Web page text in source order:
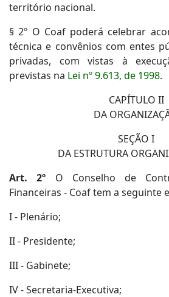
território nacional.
§ 2º O Coaf poderá celebrar
técnica e convênios com entes
privadas, com vistas à
previstas na Lei nº 9.613, de 1998.
CAPÍTULO II
DA
SEÇÃO I
DA ESTRUTURA
Art. 2º O Conselho de
Financeiras - Coaf tem a seguinte
I - Plenário;
II - Presidente;
III - Gabinete;
IV - Secretaria-Executiva;